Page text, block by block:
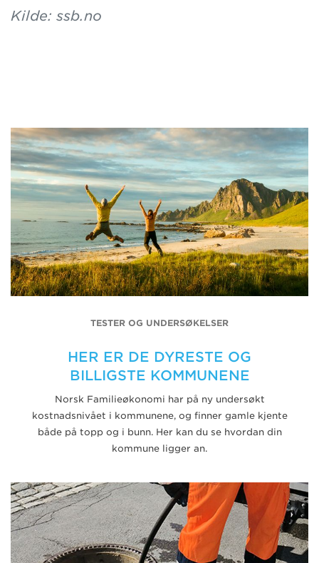
Kilde: ssb.no
TESTER OG UNDERSØKELSER
HER ER DE DYRESTE OG
BILLIGSTE KOMMUNENE
Norsk Familieøkonomi har på ny undersøkt
kostnadsnivået i kommunene, og finner gamle kjente
både på topp og i bunn. Her kan du se hvordan din
kommune ligger an.